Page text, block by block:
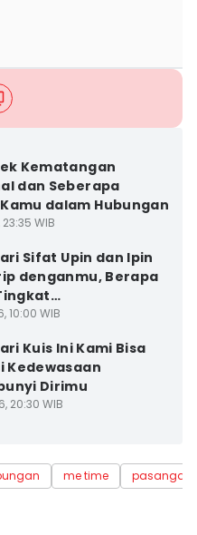
Kematangan
dan Seberapa
dalam Hubungan
23:35 WIB
Sifat Upin dan Ipin
denganmu, Berapa
10:00 WIB
Kuis Ini Kami Bisa
Kedewasaan
Dirimu
20:30 WIB
me time
pasangan